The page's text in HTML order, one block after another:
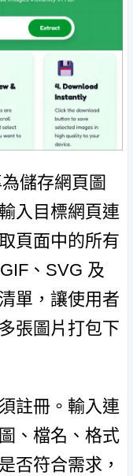
儲存網頁圖
入目標網頁連
頁面中的所有
、SVG 及
單，讓使用者
張圖片打包下
註冊。輸入連
、檔名、格式
否符合需求，